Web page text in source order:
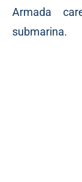
Armada
submarina.